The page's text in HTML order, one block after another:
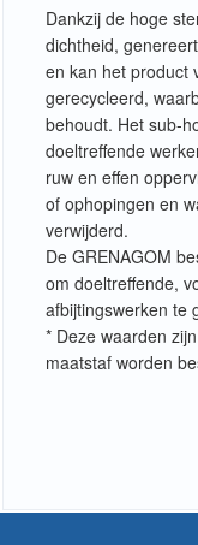
Dankzij de hoge
dichtheid,
en kan het product
gerecycleerd,
behoudt. Het sub-
doeltreffende
ruw en effen
of ophopingen en
verwijderd.
De GRENAGOM
om doeltreffende,
afbijtingswerken te
* Deze waarden
maatstaf worden